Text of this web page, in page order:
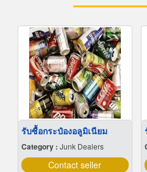
รับซื้อกระป๋องอลูมิเนียม
Category : Junk Dealers
Contact seller